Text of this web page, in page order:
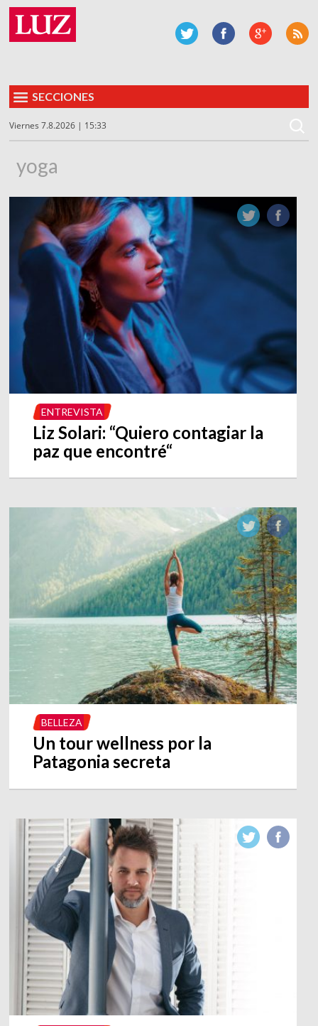
SECCIONES
Viernes 7.8.2026 | 15:33
yoga
ENTREVISTA
Liz Solari: “Quiero contagiar la
paz que encontré“
BELLEZA
Un tour wellness por la
Patagonia secreta